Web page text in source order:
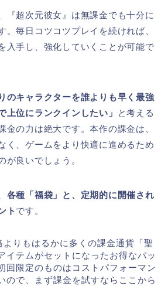
『超次元彼女』は無課金でも十分に
。毎日コツコツプレイを続ければ、
入手し、強化していくことが可能で
のキャラクターを誰よりも早く最強
上位にランクインしたい」
と考える
金の力は絶大です。本作の課金は、
く、ゲームをより快適に進めるため
が良いでしょう。
各種「福袋」と、定期的に開催され
ト です。
よりもはるかに多くの課金通貨「聖
イテムがセットになったお得なパッ
回限定のものはコストパフォーマン
ので、まず課金を試すならここから